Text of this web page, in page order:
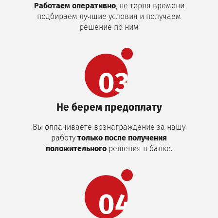
Работаем оперативно, не теряя времени
подбираем лучшие условия и получаем
решение по ним
Не берем предоплату
Вы оплачиваете вознаграждение за нашу
работутолько после получения
положительного решения в банке.